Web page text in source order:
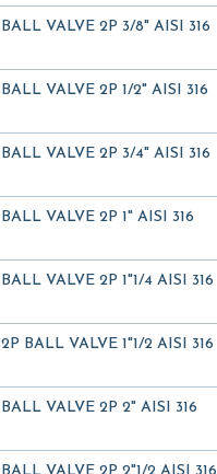
BALL VALVE 2P 3/8" AISI 316
BALL VALVE 2P 1/2" AISI 316
BALL VALVE 2P 3/4" AISI 316
BALL VALVE 2P 1" AISI 316
BALL VALVE 2P 1"1/4 AISI 316
2P BALL VALVE 1"1/2 AISI 316
BALL VALVE 2P 2" AISI 316